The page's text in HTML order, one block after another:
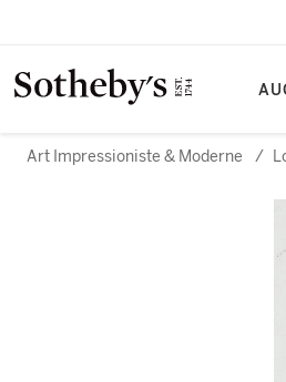
Art Impressioniste & Moderne /